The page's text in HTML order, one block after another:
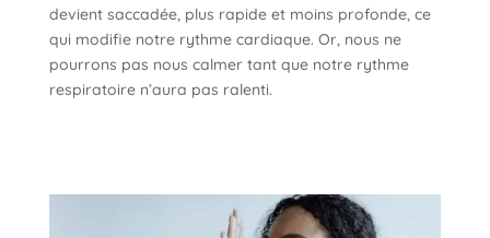
devient saccadée, plus rapide et moins profonde, ce
qui modifie notre rythme cardiaque. Or, nous ne
pourrons pas nous calmer tant que notre rythme
respiratoire n’aura pas ralenti.